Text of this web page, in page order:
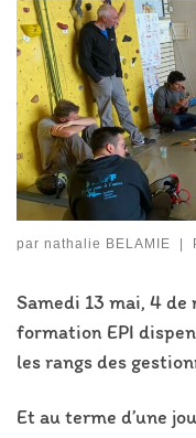
par nathalie BELAMIE
Samedi 13 mai, 4 de
formation EPI
les rangs des
Et au terme d’une